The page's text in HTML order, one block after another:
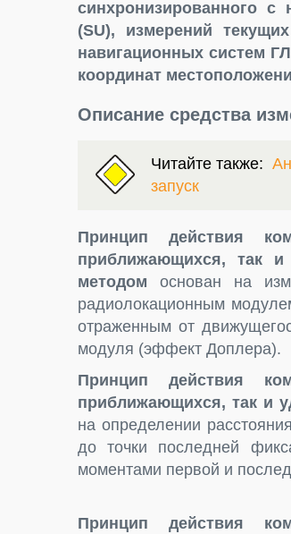
синхронизированного с
(SU), измерений
навигационных систем
координат
Описание средства
Читайте также:
запуск
Принцип действия
приближающихся, так
методом основан на
радиолокационным
отраженным от
модуля (эффект Доплера).
Принцип действия
приближающихся, так и
на определении
до точки последней
моментами первой и
Принцип действия